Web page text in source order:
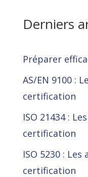
Derniers
Préparer
AS/EN 9100 :
certification
ISO 21434 :
certification
ISO 5230 :
certification